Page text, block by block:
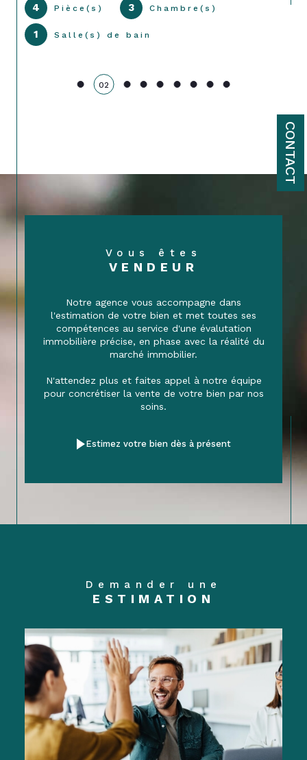
CONTACT
4 Pièce(s) 3 Chambre(s)
1 Salle(s) de bain
02
Vous êtes
VENDEUR
Notre agence vous accompagne dans
l'estimation de votre bien et met toutes ses
compétences au service d'une évalutation
immobilière précise, en phase avec la réalité du
marché immobilier.
N'attendez plus et faites appel à notre équipe
pour concrétiser la vente de votre bien par nos
soins.
Estimez votre bien dès à présent
Demander une
ESTIMATION